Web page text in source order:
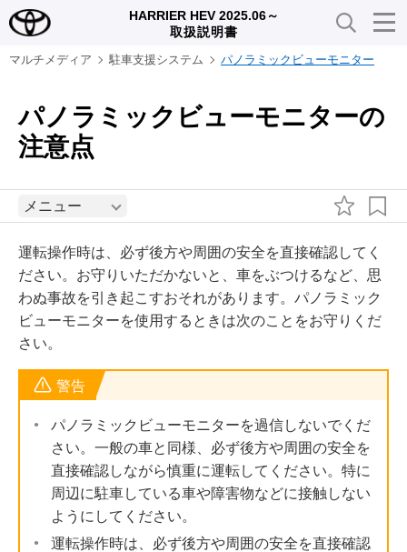
HARRIER HEV 2025.06～
取扱説明書
マルチメディア 駐車支援システム パノラミックビューモニター
パノラミックビューモニターの
注意点
メニュー
運転操作時は、必ず後方や周囲の安全を直接確認してく
ださい。お守りいただかないと、車をぶつけるなど、思
わぬ事故を引き起こすおそれがあります。パノラミック
ビューモニターを使用するときは次のことをお守りくだ
さい。
警告
パノラミックビューモニターを過信しないでくだ
さい。一般の車と同様、必ず後方や周囲の安全を
直接確認しながら慎重に運転してください。特に
周辺に駐車している車や障害物などに接触しない
ようにしてください。
運転操作時は、必ず後方や周囲の安全を直接確認